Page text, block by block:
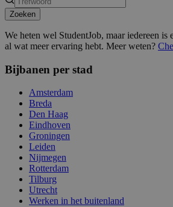
Zoeken
We heten wel StudentJob, maar iedereen
al wat meer ervaring hebt. Meer weten?
Bijbanen per stad
Amsterdam
Breda
Den Haag
Eindhoven
Groningen
Leiden
Nijmegen
Rotterdam
Tilburg
Utrecht
Werken in het buitenland